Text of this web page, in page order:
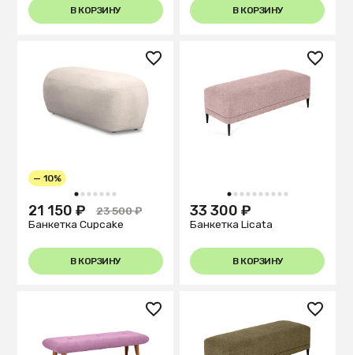
В КОРЗИНУ В КОРЗИНУ
1 2 3 4 5 6 7
— 10%
21 150 ₽
23 500 ₽
Банкетка Cupcake
В КОРЗИНУ
1 2 3 4 5 6 7 8 9 10
33 300 ₽
Банкетка Licata
В КОРЗИНУ